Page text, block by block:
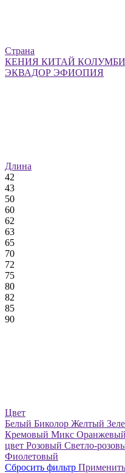
Страна
КЕНИЯ КИТАЙ
ЭКВАДОР ЭФИОПИЯ
Длина
42
43
50
60
62
63
65
70
72
75
80
82
85
90
Цвет
Белый Биколор Желтый
Кремовый Микс Оранжевый
цвет Розовый Светло-
Фиолетовый
Сбросить фильтр